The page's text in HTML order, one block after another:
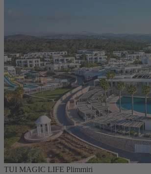
TUI MAGIC LIFE Plimmiri